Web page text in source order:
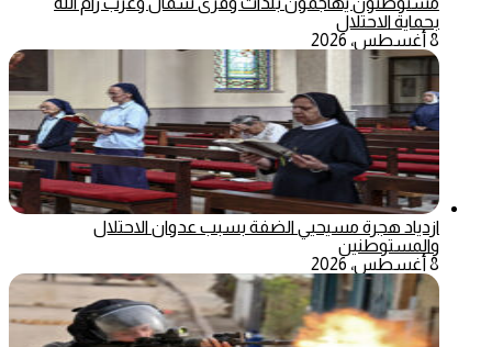
بحماية الاحتلال
8 أغسطس، 2026
ازدياد هجرة مسيحيي الضفة بسبب عدوان الاحتلال
والمستوطنين
8 أغسطس، 2026